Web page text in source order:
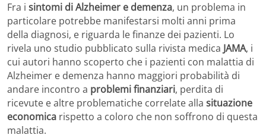
Fra i sintomi di Alzheimer e demenza, un problema in
particolare potrebbe manifestarsi molti anni prima
della diagnosi, e riguarda le finanze dei pazienti. Lo
rivela uno studio pubblicato sulla rivista medica JAMA, i
cui autori hanno scoperto che i pazienti con malattia di
Alzheimer e demenza hanno maggiori probabilità di
andare incontro a problemi finanziari, perdita di
ricevute e altre problematiche correlate alla situazione
economica rispetto a coloro che non soffrono di questa
malattia.